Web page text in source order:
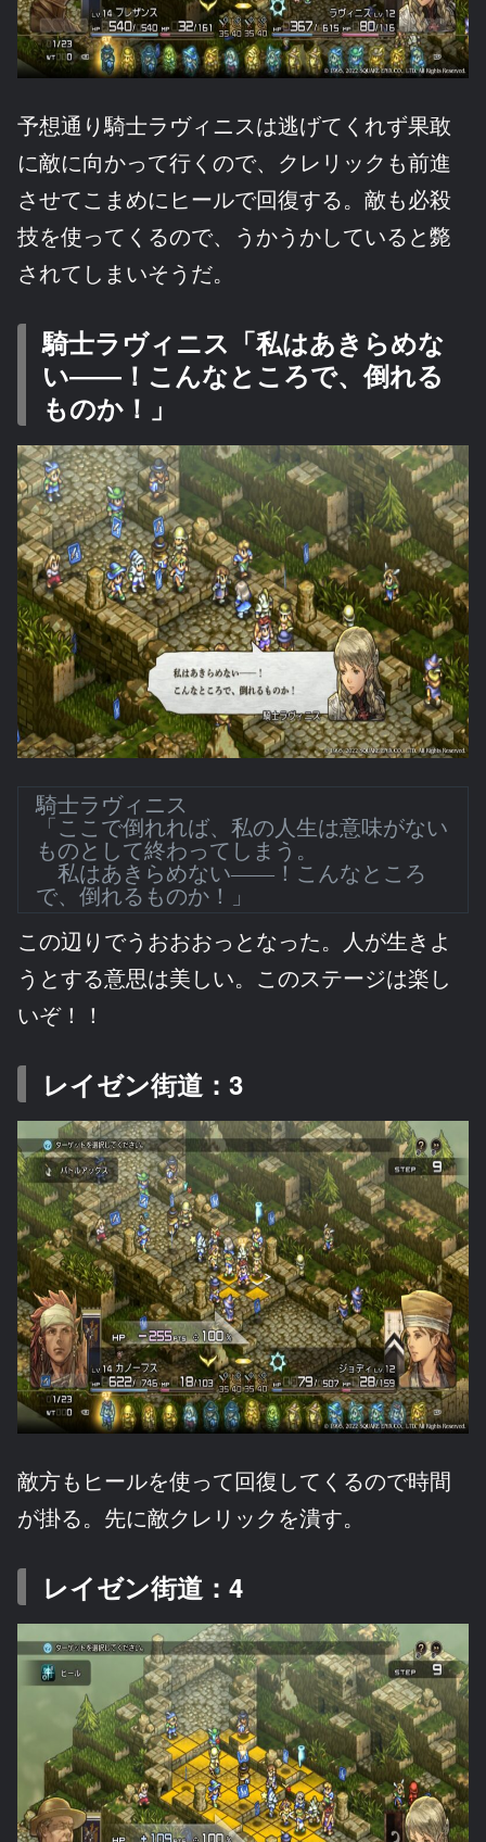
予想通り騎士ラヴィニスは逃げてくれず果敢
に敵に向かって行くので、クレリックも前進
させてこまめにヒールで回復する。敵も必殺
技を使ってくるので、うかうかしていると斃
されてしまいそうだ。
騎士ラヴィニス「私はあきらめな
い――！こんなところで、倒れる
ものか！」
騎士ラヴィニス
「ここで倒れれば、私の人生は意味がない
ものとして終わってしまう。
私はあきらめない――！こんなところ
で、倒れるものか！」
この辺りでうおおおっとなった。人が生きよ
うとする意思は美しい。このステージは楽し
いぞ！！
レイゼン街道：3
敵方もヒールを使って回復してくるので時間
が掛る。先に敵クレリックを潰す。
レイゼン街道：4